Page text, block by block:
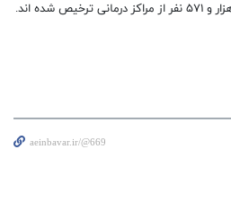
aeinbavar.ir/@669